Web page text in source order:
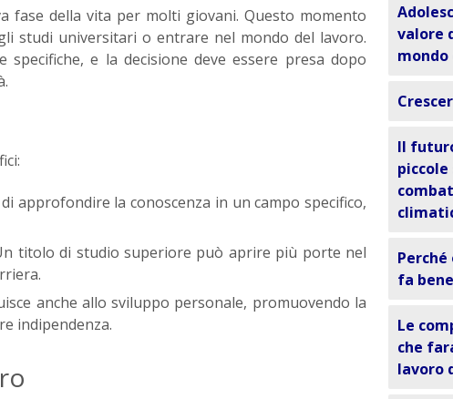
fase della vita per molti giovani. Questo momento
studi universitari o entrare nel mondo del lavoro.
e la decisione deve essere presa dopo
approfondire la conoscenza in un campo specifico,
titolo di studio superiore può aprire più porte nel
anche allo sviluppo personale, promuovendo la
indipendenza.
valore
mondo
Il
fa
Le
che
lavoro